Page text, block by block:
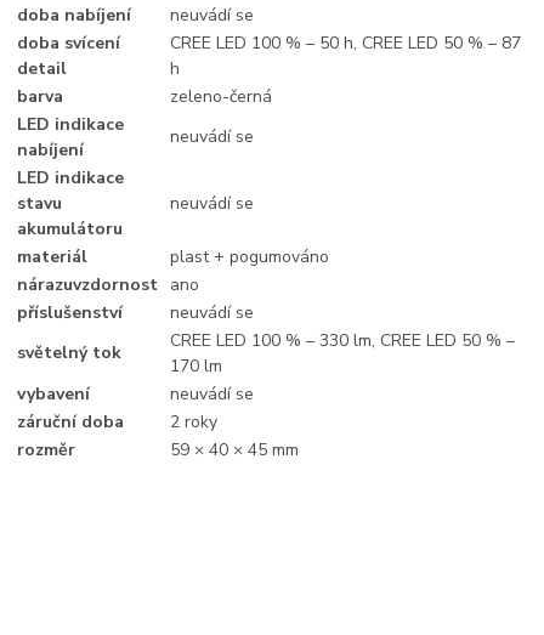
doba nabíjení
neuvádí se
doba svícení
detail
CREE LED 100 % – 50 h, CREE LED 50 % – 87
h
barva
zeleno-černá
LED indikace
nabíjení
neuvádí se
LED indikace
stavu
akumulátoru
neuvádí se
materiál
plast + pogumováno
nárazuvzdornost ano
příslušenství
neuvádí se
světelný tok
CREE LED 100 % – 330 lm, CREE LED 50 % –
170 lm
vybavení
neuvádí se
záruční doba
2 roky
rozměr
59 × 40 × 45 mm